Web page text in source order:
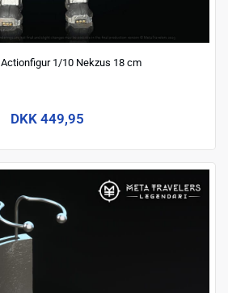
1/10 Nekzus 18 cm
DKK 449,95